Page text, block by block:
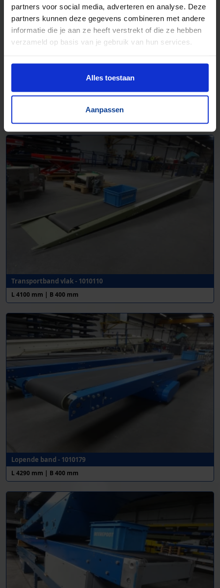
partners voor social media, adverteren en analyse. Deze
partners kunnen deze gegevens combineren met andere
informatie die je aan ze heeft verstrekt of die ze hebben
verzameld op basis van je gebruik van hun services.
Alles toestaan
Aanpassen
Transportband vlak - 1010110
L 4100 mm | B 400 mm
Lopende band - 1010179
L 4290 mm | B 400 mm